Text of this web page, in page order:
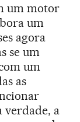
um motor
um
agora
se um
um
as
verdade, a